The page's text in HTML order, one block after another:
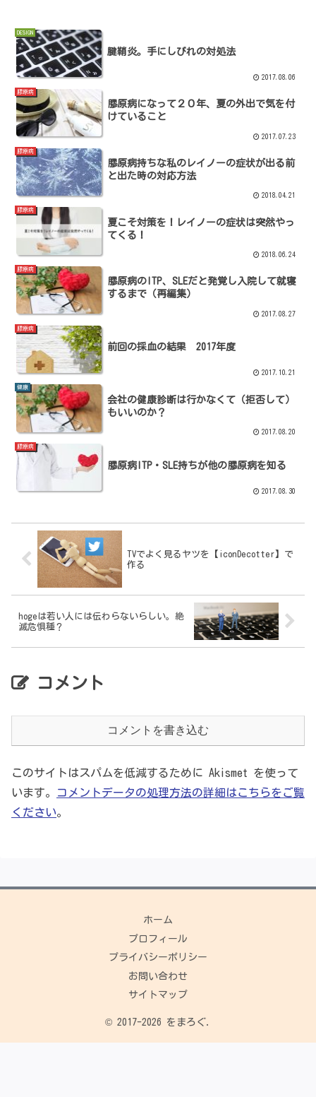
DESIGN
腱鞘炎。手にしびれの対処法
2017.08.06
膠原病
膠原病になって２０年、夏の外出で気を付
けていること
2017.07.23
膠原病
膠原病持ちな私のレイノーの症状が出る前
と出た時の対応方法
2018.04.21
膠原病
夏こそ対策を！レイノーの症状は突然やっ
てくる！
2018.06.24
膠原病
膠原病のITP、SLEだと発覚し入院して就寝
するまで（再編集）
2017.08.27
膠原病
前回の採血の結果 2017年度
2017.10.21
健康
会社の健康診断は行かなくて（拒否して）
もいいのか？
2017.08.20
膠原病
膠原病ITP・SLE持ちが他の膠原病を知る
2017.08.30
TVでよく見るヤツを【iconDecotter】で
作る
hogeは若い人には伝わらないらしい。絶
滅危惧種？
コメント
コメントを書き込む
このサイトはスパムを低減するために Akismet を使って
います。
コメントデータの処理方法の詳細はこちらをご覧
ください。
ホーム
プロフィール
プライバシーポリシー
お問い合わせ
サイトマップ
© 2017-2026 をまろぐ.